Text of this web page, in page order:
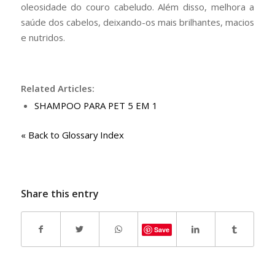
oleosidade do couro cabeludo. Além disso, melhora a
saúde dos cabelos, deixando-os mais brilhantes, macios
e nutridos.
Related Articles:
SHAMPOO PARA PET 5 EM 1
« Back to Glossary Index
Share this entry
Save